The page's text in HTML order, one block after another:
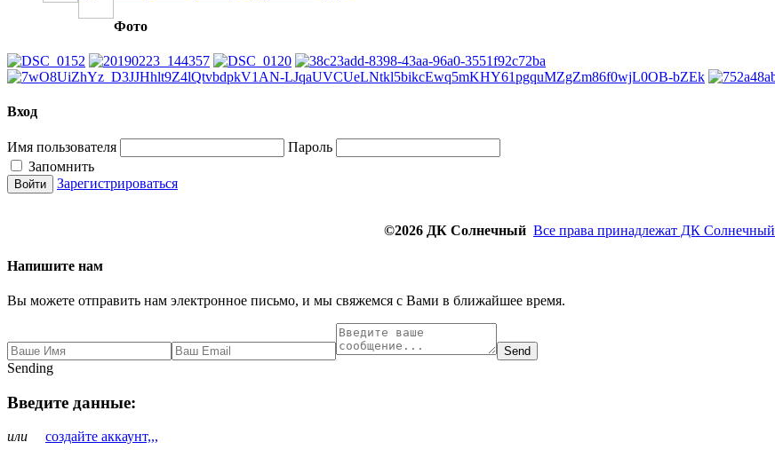
Фото
Вход
Имя пользователя
Пароль
Запомнить
Зарегистрироваться
©2026 ДК Солнечный Все права принадлежат ДК Солнечный
Напишите нам
Вы можете отправить нам электронное письмо, и мы свяжемся с Вами в ближайшее время.
Send
Sending
Введите данные:
или создайте аккаунт,,,